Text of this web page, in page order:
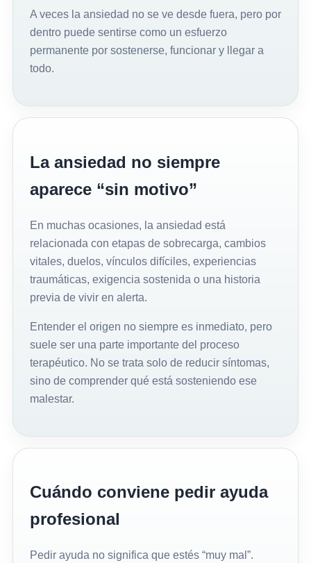
A veces la ansiedad no se ve desde fuera, pero por
dentro puede sentirse como un esfuerzo
permanente por sostenerse, funcionar y llegar a
todo.
La ansiedad no siempre
aparece “sin motivo”
En muchas ocasiones, la ansiedad está
relacionada con etapas de sobrecarga, cambios
vitales, duelos, vínculos difíciles, experiencias
traumáticas, exigencia sostenida o una historia
previa de vivir en alerta.
Entender el origen no siempre es inmediato, pero
suele ser una parte importante del proceso
terapéutico. No se trata solo de reducir síntomas,
sino de comprender qué está sosteniendo ese
malestar.
Cuándo conviene pedir ayuda
profesional
Pedir ayuda no significa que estés “muy mal”.